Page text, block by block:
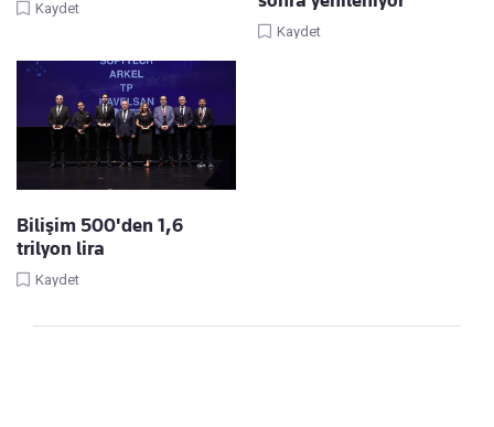
Kaydet
Kaydet
Bilişim 500'den 1,6
trilyon lira
Kaydet